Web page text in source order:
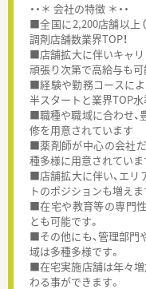
・・＊ 会社の特徴 ＊・・
■全国に2,200店舗以上
調剤店舗数業界TOP！
■店舗拡大に伴いキャリ
頑張り次第で高給与も可
■経験や勤務コースに
半スタートと業界TOP水
■職種や職域に合わせ、
修を用意されています
■薬剤師が中心の会社
種多様に用意されていま
■店舗拡大に伴い、エリ
トのポジションも増えま
■在宅や教育等の専門
とも可能です。
■その他にも、管理部門
域は多種多様です。
■在宅実施店舗は年々増
わる事ができます。